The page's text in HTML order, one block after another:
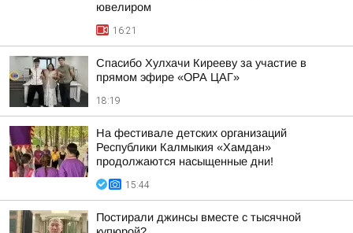
ювелиром
16:21
Спасибо Хулхачи Кирееву за участие в
прямом эфире «ОРА ЦАГ»
18:19
На фестивале детских организаций
Республики Калмыкия «Хамдан»
продолжаются насыщенные дни!
15:44
Постирали джинсы вместе с тысячной